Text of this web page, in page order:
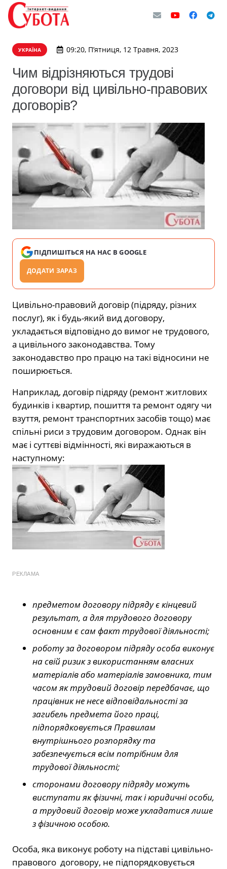
УКРАЇНА 09:20, П’ятниця, 12 Травня, 2023
Чим відрізняються трудові
договори від цивільно-правових
договорів?
ПІДПИШІТЬСЯ НА НАС В GOOGLE
ДОДАТИ ЗАРАЗ
Цивільно-правовий договір (підряду, різних
послуг), як і будь-який вид договору,
укладається відповідно до вимог не трудового,
а цивільного законодавства. Тому
законодавство про працю на такі відносини не
поширюється.
Наприклад, договір підряду (ремонт житлових
будинків і квартир, пошиття та ремонт одягу чи
взуття, ремонт транспортних засобів тощо) має
спільні риси з трудовим договором. Однак він
має і суттєві відмінності, які виражаються в
наступному:
РЕКЛАМА
предметом договору підряду є кінцевий
результат, а для трудового договору
основним є сам факт трудової діяльності;
роботу за договором підряду особа виконує
на свій ризик з використанням власних
матеріалів або матеріалів замовника, тим
часом як трудовий договір передбачає, що
працівник не несе відповідальності за
загибель предмета його праці,
підпорядковується Правилам
внутрішнього розпорядку та
забезпечується всім потрібним для
трудової діяльності;
сторонами договору підряду можуть
виступати як фізичні, так і юридичні особи,
а трудовий договір може укладатися лише
з фізичною особою.
Особа, яка виконує роботу на підставі цивільно-
правового договору, не підпорядковується